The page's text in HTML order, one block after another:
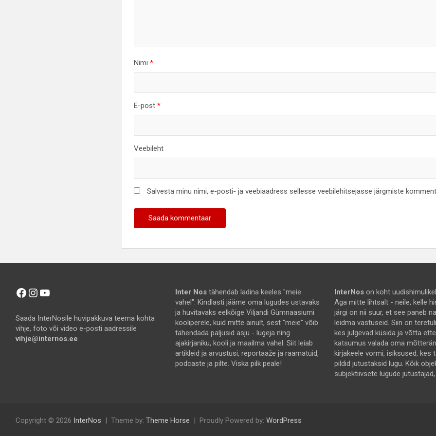
Nimi*
E-post*
Veebileht
Salvesta minu nimi, e-posti- ja veebiaadress sellesse veebilehitsejasse järgmiste
Facebook
Instagram
YouTube
Saada InterNosile huvipakkuva teema kohta
vihje, foto või video e-posti aadressile
vihje@internos.ee
Inter Nostähendab ladina keeles "meie
vahel". Kindlasti jääme oma lugudes ustavaks
ja huvitavaks eelkõige Viljandi Gümnaasiumi
kooliperele, kuid mitte ainult, sest "meie" võib
tähendada paljusid asju - lugeja ning
ajakirjaniku, kooli ja maailma vahel. Siit leiab
artikleid ja arvustusi, reportaaže ja raamatuid,
podcaste ja pilte. Viska pilk peale!
InterNos on koht
Aga mitte lihtsalt - neile, kelle
järgi on nii suur, et see paneb
leidma vastuseid. Siin on
kes julgevad küsida ja võtta
katsumus valada oma
kirjakeele vormi, isiksused, kes
pildid jutustaksid lugu. Kõik
subjektiivsete lugude
Copyright © 2026 InterNos Theme by: Theme Horse Proudly Powered by: WordPress